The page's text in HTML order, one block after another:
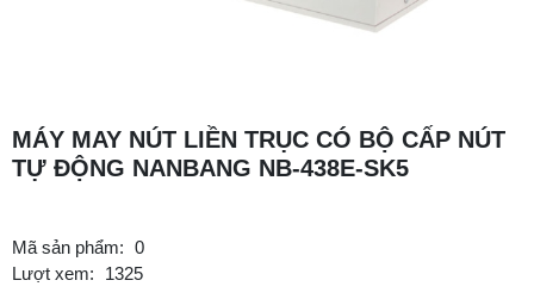
MÁY MAY NÚT LIỀN TRỤC CÓ BỘ CẤP NÚT
TỰ ĐỘNG NANBANG NB-438E-SK5
Mã sản phẩm: 0
Lượt xem:
1325